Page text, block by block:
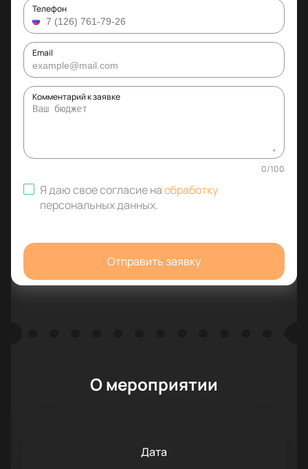
Телефон
Email
Комментарий к заявке
0/100
Я даю свое согласие наобработку
персональных данных.
Отправить заявку
О мероприятии
Дата